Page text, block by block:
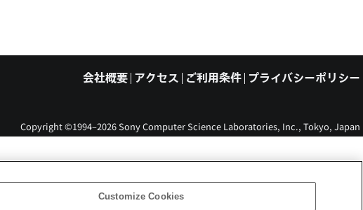
会社概要 アクセス ご利用条件 プライバシーポリシー
Copyright ©1994–2026 Sony Computer Science Laboratories, Inc., Tokyo, Japan
Customize Cookies